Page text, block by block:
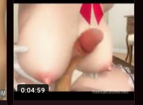
0:04:59